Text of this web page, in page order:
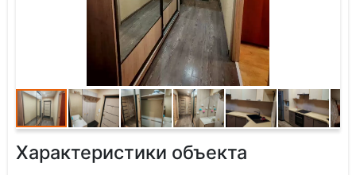
Характеристики объекта